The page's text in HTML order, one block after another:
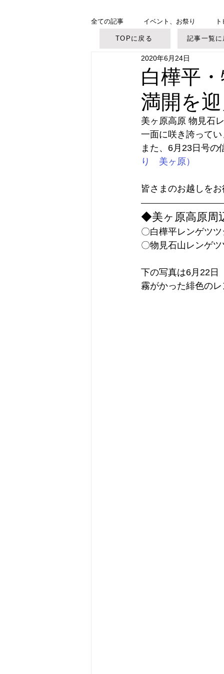
全ての記事 イベント、お祭り
美ヶ原高原 御柱大祭
白樺平
満開を
2020年6月24日
美ヶ原高原 物見石
一面に咲き誇って
また、6月23日号の
り　美ヶ原）
皆さまのお越しを
◆美ヶ原高原周
〇白樺平レンゲツ
〇物見石山レンゲ
下の写真は6月22日
霧がかった緋色の
TOPに戻る 記事一覧